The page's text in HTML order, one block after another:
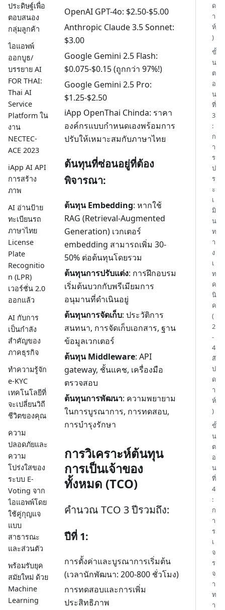
ประดิษฐ์เพื่อ
ตอบสนอง
กลุ่มลูกค้า
ไอแอพพ์
ออกบูธ/
บรรยาย AI
FOR THAI:
Thai AI
Service
Platform ใน
งาน
NECTEC-
ACE 2023
iApp AI API
การสร้าง
ภาพ
AI อ่านป้าย
ทะเบียนรถ
ภาษาไทย
License
Plate
Recognitio
n (LPR)
เวอร์ชั่น 2.0
ออกแล้ว
AI กับการ
เป็นกำลัง
สำคัญของ
ภาคธุรกิจ
ทำความรู้จัก
e-KYC
เทคโนโลยีที่
จะเปลี่ยนวิถี
ชีวิตของคุณ
ความ
ปลอดภัยและ
ความ
โปร่งใสของ
ระบบ E-
Voting จาก
ไอแอพพ์โดย
ใช้คู่กุญแจ
แบบ
สาธารณะ
และส่วนตัว
พร้อมรับยุค
สมัยใหม่ ด้วย
Machine
Learning
OpenAI GPT-4o: $2.50-$5.00
Anthropic Claude 3.5 Sonnet:
$3.00
Google Gemini 2.5 Flash:
$0.075-$0.15 (ถูกกว่า 97%!)
Google Gemini 2.5 Pro:
$1.25-$2.50
iApp OpenThai Chinda: ราคา
องค์กรแบบกำหนดเองพร้อมการ
ปรับให้เหมาะสมกับภาษาไทย
ต้นทุนที่ซ่อนอยู่ที่ต้อง
พิจารณา:
ต้นทุน Embedding: หากใช้
RAG (Retrieval-Augmented
Generation) เวกเตอร์
embedding สามารถเพิ่ม 30-
50% ต่อต้นทุนโดยรวม
ต้นทุนการปรับแต่ง: การฝึกอบรม
เริ่มต้นบวกกับพรีเมียมการ
อนุมานที่ดำเนินอยู่
ต้นทุนการจัดเก็บ: ประวัติการ
สนทนา, การจัดเก็บเอกสาร, ฐาน
ข้อมูลเวกเตอร์
ต้นทุน Middleware: API
gateway, ชั้นแคช, เครื่องมือ
ตรวจสอบ
ต้นทุนการพัฒนา: ความพยายาม
ในการบูรณาการ, การทดสอบ,
การบำรุงรักษา
การวิเคราะห์ต้นทุน
การเป็นเจ้าของ
ทั้งหมด (TCO)
คำนวณ TCO 3 ปีรวมถึง:
ปีที่ 1:
การตั้งค่าและบูรณาการเริ่มต้น
(เวลานักพัฒนา: 200-800 ชั่วโมง)
การทดสอบและการเพิ่ม
ประสิทธิภาพ
ด
า
ห์
)
ขั้
น
ต
อ
น
ที่
3
:
ก
า
ร
ป
ร
ะ
เ
มิ
น
ท
า
ง
เ
ท
ค
นิ
ค
(
2
-
4
สั
ป
ด
า
ห์
)
ขั้
น
ต
อ
น
ที่
4
:
ก
า
ร
เ
จ
ร
จ
า
ท
า